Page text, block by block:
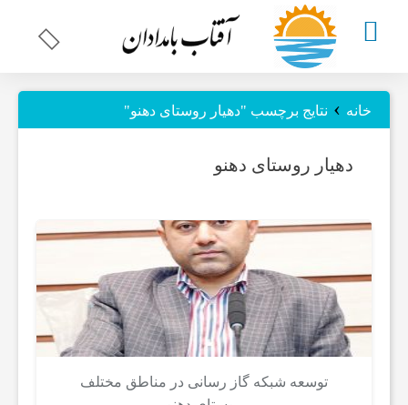
استان
خانه › نتایج برچسب "دهیار روستای دهنو"
دهیار روستای دهنو
توسعه شبکه گاز رسانی در مناطق مختلف